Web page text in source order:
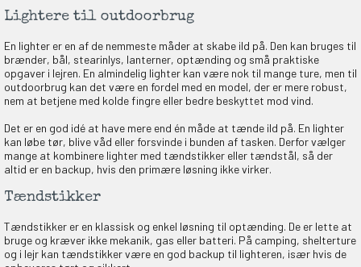
Lightere til outdoorbrug
En lighter er en af de nemmeste måder at skabe ild på. Den kan bruges til
brænder, bål, stearinlys, lanterner, optænding og små praktiske
opgaver i lejren. En almindelig lighter kan være nok til mange ture, men til
outdoorbrug kan det være en fordel med en model, der er mere robust,
nem at betjene med kolde fingre eller bedre beskyttet mod vind.
Det er en god idé at have mere end én måde at tænde ild på. En lighter
kan løbe tør, blive våd eller forsvinde i bunden af tasken. Derfor vælger
mange at kombinere lighter med tændstikker eller tændstål, så der
altid er en backup, hvis den primære løsning ikke virker.
Tændstikker
Tændstikker er en klassisk og enkel løsning til optænding. De er lette at
bruge og kræver ikke mekanik, gas eller batteri. På camping, shelterture
og i lejr kan tændstikker være en god backup til lighteren, især hvis de
VIND!
DELTAG!